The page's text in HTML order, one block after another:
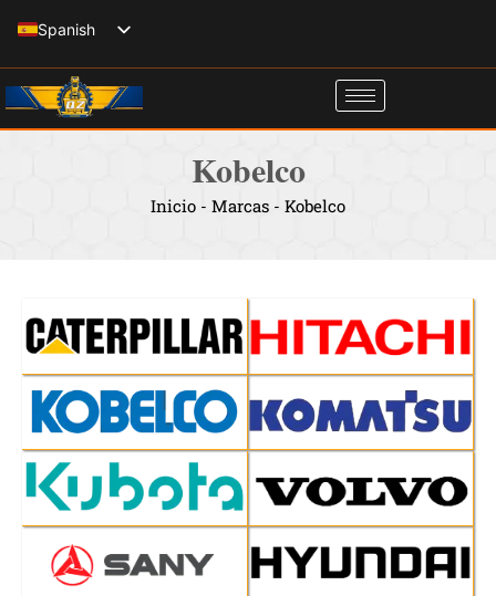
contenido
Spanish
English
Italian
Kobelco
Inicio - Marcas - Kobelco